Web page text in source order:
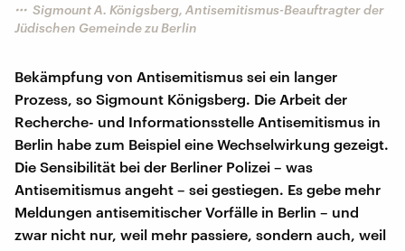
Sigmount A. Königsberg, Antisemitismus-Beauftragter der
Jüdischen Gemeinde zu Berlin
Bekämpfung von Antisemitismus sei ein langer
Prozess, so Sigmount Königsberg. Die Arbeit der
Recherche- und Informationsstelle Antisemitismus in
Berlin habe zum Beispiel eine Wechselwirkung gezeigt.
Die Sensibilität bei der Berliner Polizei – was
Antisemitismus angeht – sei gestiegen. Es gebe mehr
Meldungen antisemitischer Vorfälle in Berlin – und
zwar nicht nur, weil mehr passiere, sondern auch, weil